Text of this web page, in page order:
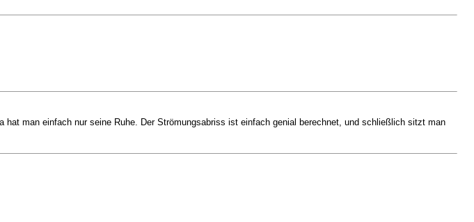
man einfach nur seine Ruhe. Der Strömungsabriss ist einfach genial berechnet, und schließlich sitzt man